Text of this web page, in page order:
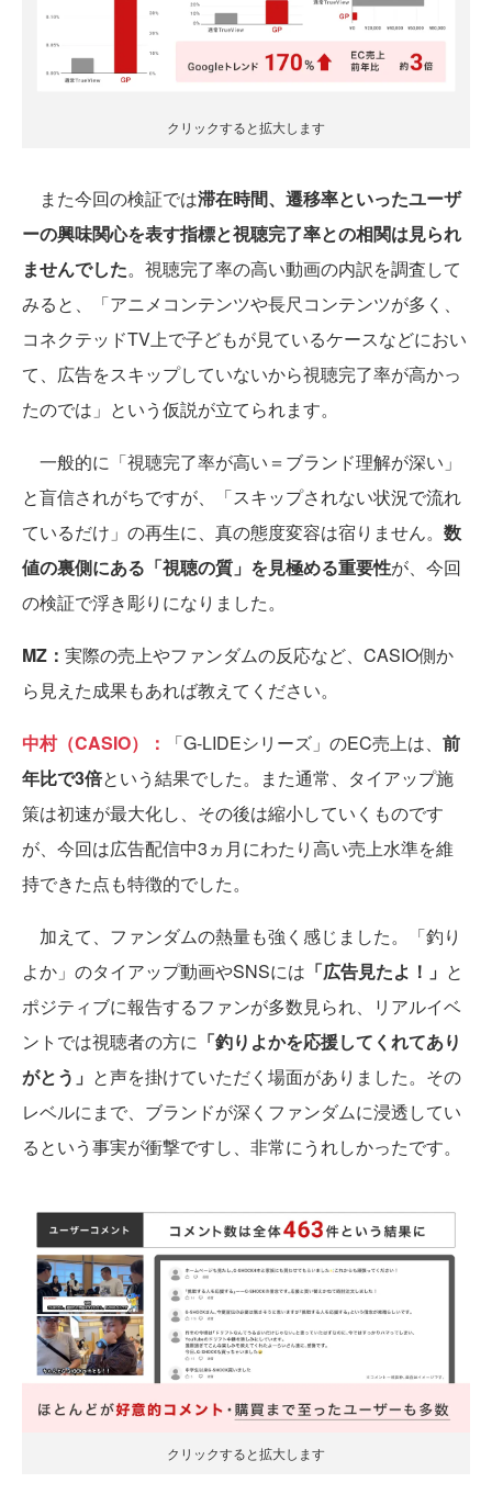
クリックすると拡大します
また今回の検証では滞在時間、遷移率といったユーザ
ーの興味関心を表す指標と視聴完了率との相関は見られ
ませんでした。視聴完了率の高い動画の内訳を調査して
みると、「アニメコンテンツや長尺コンテンツが多く、
コネクテッドTV上で子どもが見ているケースなどにおい
て、広告をスキップしていないから視聴完了率が高かっ
たのでは」という仮説が立てられます。
一般的に「視聴完了率が高い＝ブランド理解が深い」
と盲信されがちですが、「スキップされない状況で流れ
ているだけ」の再生に、真の態度変容は宿りません。 数
値の裏側にある「視聴の質」を見極める重要性が、今回
の検証で浮き彫りになりました。
MZ： 実際の売上やファンダムの反応など、CASIO側か
ら見えた成果もあれば教えてください。
中村（CASIO）： 「G-LIDEシリーズ」のEC売上は、 前
年比で3倍という結果でした。また通常、タイアップ施
策は初速が最大化し、その後は縮小していくものです
が、今回は広告配信中3ヵ月にわたり高い売上水準を維
持できた点も特徴的でした。
加えて、ファンダムの熱量も強く感じました。「釣り
よか」のタイアップ動画やSNSには 「広告見たよ！」 と
ポジティブに報告するファンが多数見られ、リアルイベ
ントでは視聴者の方に 「釣りよかを応援してくれてあり
がとう」 と声を掛けていただく場面がありました。その
レベルにまで、ブランドが深くファンダムに浸透してい
るという事実が衝撃ですし、非常にうれしかったです。
クリックすると拡大します